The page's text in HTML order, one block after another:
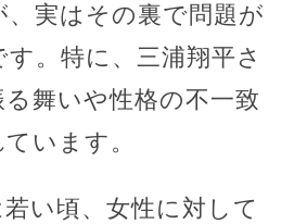
実はその裏で問題が
。特に、三浦翔平さ
舞いや性格の不一致
います。
い頃、女性に対して